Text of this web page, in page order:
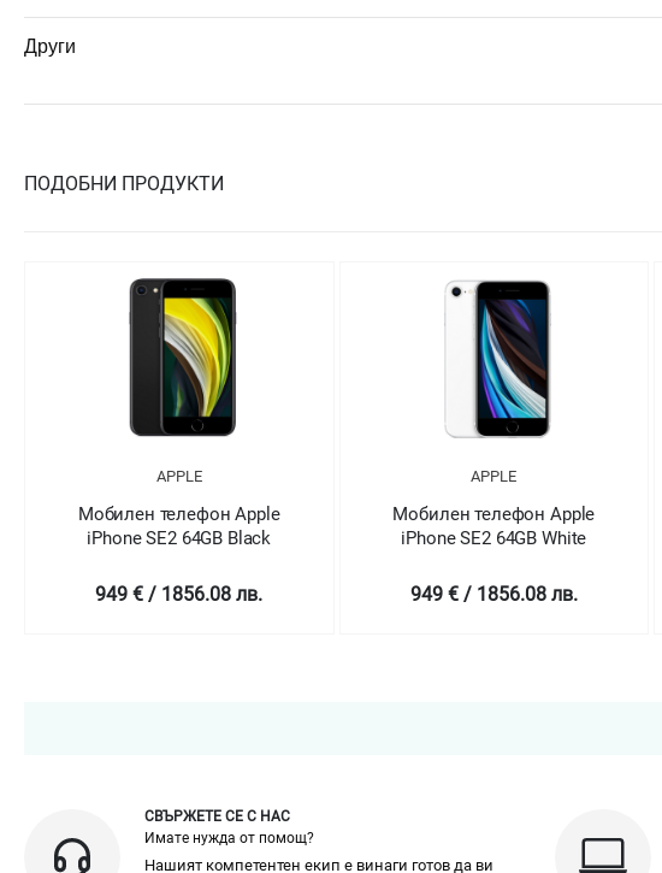
Други
ПОДОБНИ ПРОДУКТИ
APPLE
Мобилен телефон Apple
iPhone SE2 64GB White
949 € / 1856.08 лв.
APPLE
Мобилен телефон Apple
iPhone SE2 64GB
949 € / 1856.08 лв.
СВЪРЖЕТЕ СЕ С НАС
Имате нужда от помощ?
Нашият компетентен екип е винаги готов да ви